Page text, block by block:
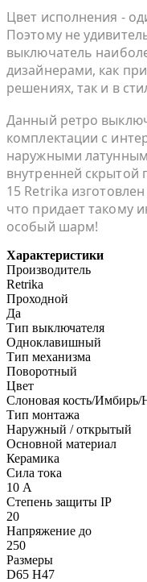
Цвет исполнения -
Поэтому не
выключатель
дизайнерами, как
решениях, так и в
Данный ретро
комплектации с
наружными
внутренней скрытой
15 Retrika
что придает такому
особый шарм!
Характеристики
Производитель
Retrika
Проходной
Да
Тип выключателя
Одноклавишный
Тип механизма
Поворотный
Цвет
Слоновая кость/
Тип монтажа
Наружный / открытый
Основной материал
Керамика
Сила тока
10 А
Степень защиты IP
20
Напряжение до
250
Размеры
D65 H47